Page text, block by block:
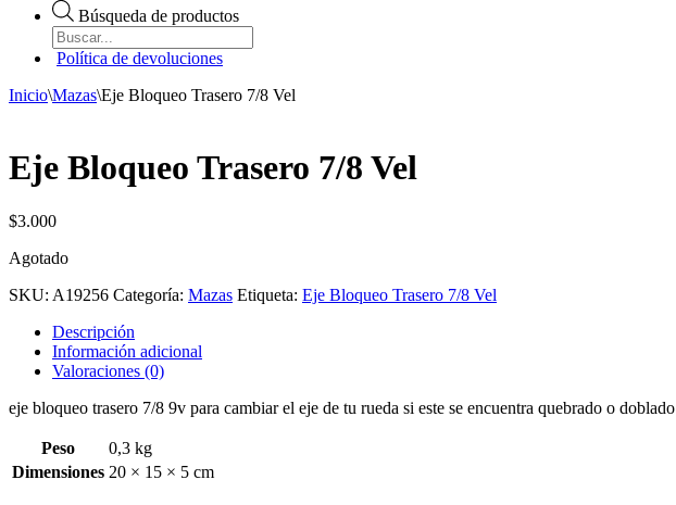
Búsqueda de productos
Política de devoluciones
Inicio\Mazas\Eje Bloqueo Trasero 7/8 Vel
Eje Bloqueo Trasero 7/8 Vel
$3.000
Agotado
SKU: A19256 Categoría: Mazas Etiqueta: Eje Bloqueo Trasero 7/8 Vel
Descripción
Información adicional
Valoraciones (0)
eje bloqueo trasero 7/8 9v para cambiar el eje de tu rueda si este se encuentra quebrado o doblado
Peso
0,3 kg
Dimensiones 20 × 15 × 5 cm